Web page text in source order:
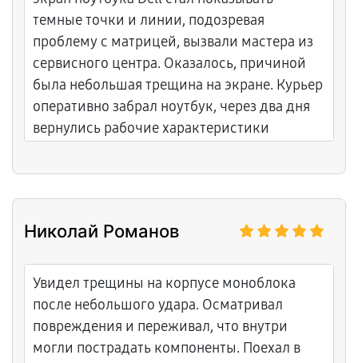
темные точки и линии, подозревая
проблему с матрицей, вызвали мастера из
сервисного центра. Оказалось, причиной
была небольшая трещина на экране. Курьер
оперативно забрал ноутбук, через два дня
вернулись рабочие характеристики
быстро и честно.
Николай Романов
Увидел трещины на корпусе моноблока
после небольшого удара. Осматривал
повреждения и переживал, что внутри
могли пострадать компоненты. Поехал в